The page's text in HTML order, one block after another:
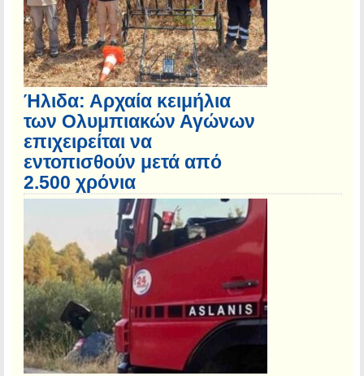
Ήλιδα: Αρχαία κειμήλια
των Ολυμπιακών Αγώνων
επιχειρείται να
εντοπισθούν μετά από
2.500 χρόνια